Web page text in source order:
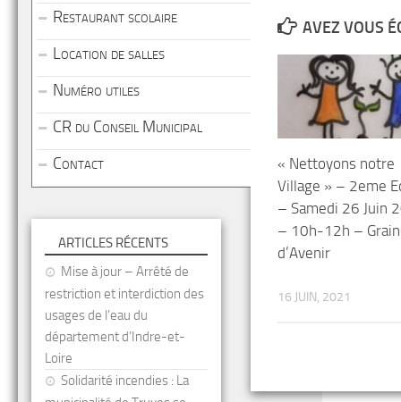
AVEZ VOUS
« Nettoyons notre
Village » – 2eme
– Samedi 26 Juin
– 10h-12h –
d’Avenir
16 JUIN, 2021
Restaurant scolaire
Location de salles
Numéro utiles
CR du Conseil Municipal
Contact
ARTICLES RÉCENTS
Mise à jour – Arrêté de
restriction et interdiction des
usages de l’eau du
département d’Indre-et-
Loire
Solidarité incendies : La